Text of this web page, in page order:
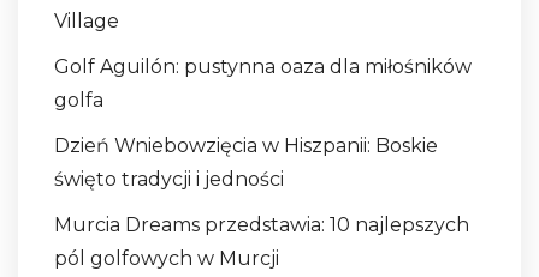
Village
Golf Aguilón: pustynna oaza dla miłośników
golfa
Dzień Wniebowzięcia w Hiszpanii: Boskie
święto tradycji i jedności
Murcia Dreams przedstawia: 10 najlepszych
pól golfowych w Murcji